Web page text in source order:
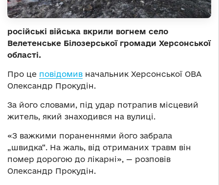
російські війська вкрили вогнем село
Велетенське Білозерської громади Херсонської
області.
Про це повідомив начальник Херсонської ОВА
Олександр Прокудін.
За його словами, під удар потрапив місцевий
житель, який знаходився на вулиці.
«З важкими пораненнями його забрала
„швидка“. На жаль, від отриманих травм він
помер дорогою до лікарні», — розповів
Олександр Прокудін.